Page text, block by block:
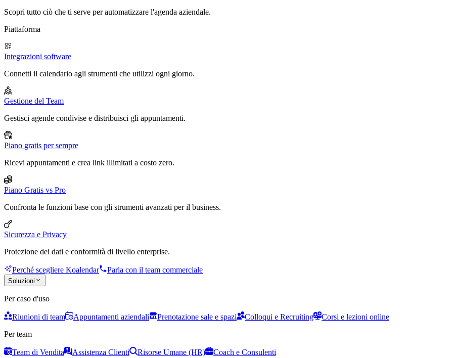
Scopri tutto ciò che ti serve per automatizzare l'agenda aziendale.
Piattaforma
Integrazioni software
Connetti il calendario agli strumenti che utilizzi ogni giorno.
Gestione del Team
Gestisci agende condivise e distribuisci gli appuntamenti.
Piano gratis per sempre
Ricevi appuntamenti e crea link illimitati a costo zero.
Piano Gratis vs Pro
Confronta le funzioni base con gli strumenti avanzati per il business.
Sicurezza e Privacy
Protezione dei dati e conformità di livello enterprise.
Perché scegliere Koalendar Parla con il team commerciale
Soluzioni
Per caso d'uso
Riunioni di team Appuntamenti aziendali Prenotazione sale e spazi Colloqui e Recruiting
Corsi e lezioni online
Per team
Team di Vendita Assistenza Clienti Risorse Umane (HR)
Coach e Consulenti